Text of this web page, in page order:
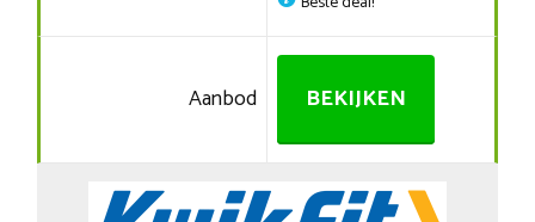
Aanbod BEKIJKEN